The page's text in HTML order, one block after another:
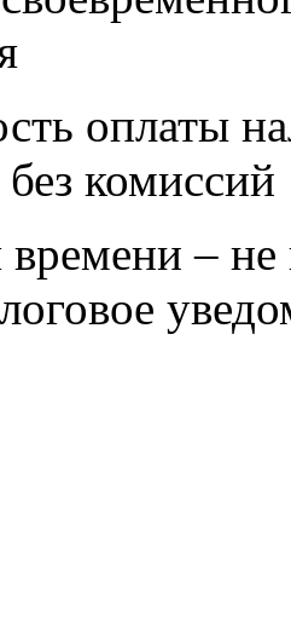
оплаты
комиссий
времени –